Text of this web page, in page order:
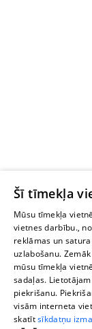
Šī tīmekļa
Mūsu tīmekļa
vietnes darbību.,
reklāmas un
uzlabošanu.
mūsu tīmekļa
sadaļas.
piekrišanu.
visām interneta
skatītsīkdatņu